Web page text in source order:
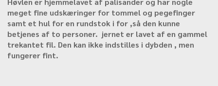
meget fine udskæringer for tommel og pegefinger
samt et hul for en rundstok i for ,så den kunne
betjenes af to personer. jernet er lavet af en gammel
trekantet fil. Den kan ikke indstilles i dybden , men
fungerer fint.